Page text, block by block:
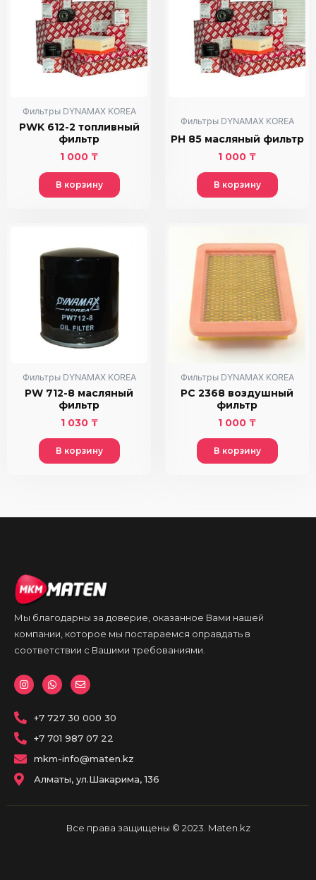
Фильтры DYNAMAX KOREA
PWK 612-2 топливный
фильтр
1 000 ₸
В корзину
Фильтры DYNAMAX KOREA
PH 85 масляный фильтр
1 000 ₸
В корзину
Фильтры DYNAMAX KOREA
PW 712-8 масляный
фильтр
1 030 ₸
В корзину
Фильтры DYNAMAX KOREA
PC 2368 воздушный
фильтр
1 000 ₸
В корзину
Мы благодарны за доверие, оказанное Вами нашей
компании, которое мы постараемся оправдать в
соответствии с Вашими требованиями.
I
n
s
a
g
r
a
m
W
h
a
s
p
E
n
v
p
+7 727 30 000 30
+7 701 987 07 22
mkm-info@maten.kz
Алматы, ул.Шакарима, 136
Все права защищены © 2023. Maten.kz